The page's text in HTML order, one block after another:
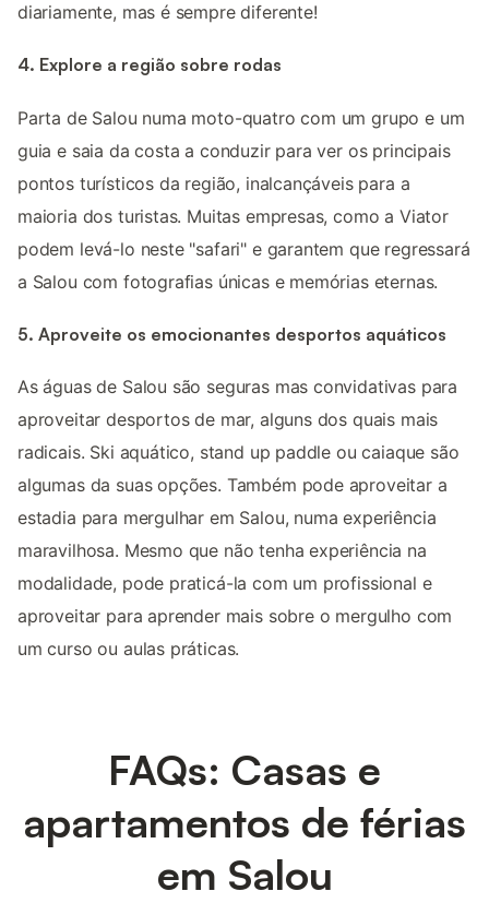
diariamente, mas é sempre diferente!
4. Explore a região sobre rodas
Parta de Salou numa moto-quatro com um grupo e um
guia e saia da costa a conduzir para ver os principais
pontos turísticos da região, inalcançáveis para a
maioria dos turistas. Muitas empresas, como a Viator
podem levá-lo neste "safari" e garantem que regressará
a Salou com fotografias únicas e memórias eternas.
5. Aproveite os emocionantes desportos aquáticos
As águas de Salou são seguras mas convidativas para
aproveitar desportos de mar, alguns dos quais mais
radicais. Ski aquático, stand up paddle ou caiaque são
algumas da suas opções. Também pode aproveitar a
estadia para mergulhar em Salou, numa experiência
maravilhosa. Mesmo que não tenha experiência na
modalidade, pode praticá-la com um profissional e
aproveitar para aprender mais sobre o mergulho com
um curso ou aulas práticas.
FAQs: Casas e
apartamentos de férias
em Salou